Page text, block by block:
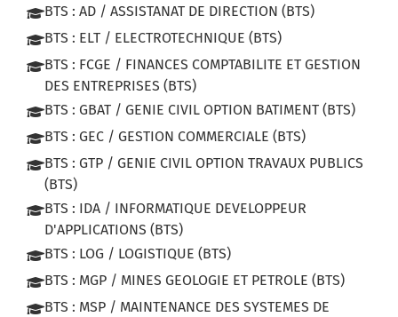
BTS : AD / ASSISTANAT DE DIRECTION (BTS)
BTS : ELT / ELECTROTECHNIQUE (BTS)
BTS : FCGE / FINANCES COMPTABILITE ET GESTION
DES ENTREPRISES (BTS)
BTS : GBAT / GENIE CIVIL OPTION BATIMENT (BTS)
BTS : GEC / GESTION COMMERCIALE (BTS)
BTS : GTP / GENIE CIVIL OPTION TRAVAUX PUBLICS
(BTS)
BTS : IDA / INFORMATIQUE DEVELOPPEUR
D'APPLICATIONS (BTS)
BTS : LOG / LOGISTIQUE (BTS)
BTS : MGP / MINES GEOLOGIE ET PETROLE (BTS)
BTS : MSP / MAINTENANCE DES SYSTEMES DE